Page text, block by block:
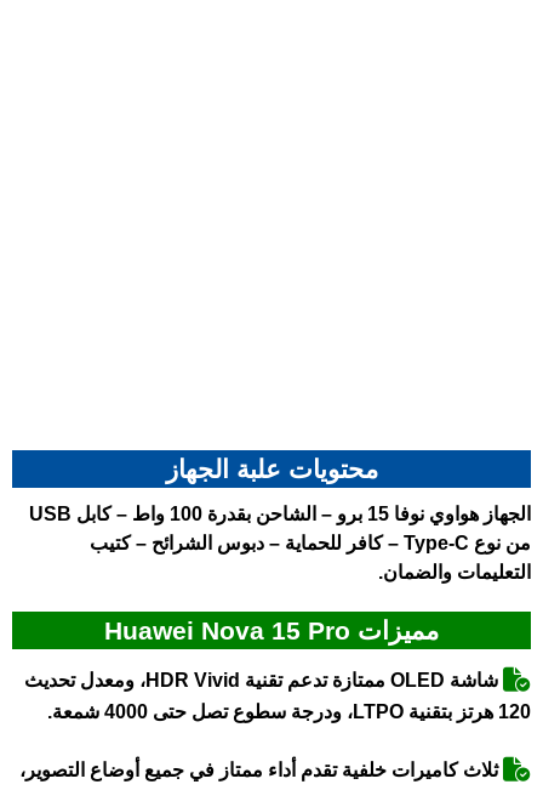
محتويات علبة الجهاز
الجهاز هواوي نوفا 15 برو
– الشاحن بقدرة 100 واط – كابل USB
من نوع Type-C – كافر للحماية – دبوس الشرائح – كتيب
التعليمات والضمان.
مميزات Huawei Nova 15 Pro
شاشة OLED ممتازة تدعم تقنية HDR Vivid، ومعدل تحديث
120 هرتز بتقنية LTPO، ودرجة سطوع تصل حتى 4000 شمعة.
ثلاث كاميرات خلفية تقدم أداء ممتاز في جميع أوضاع التصوير،